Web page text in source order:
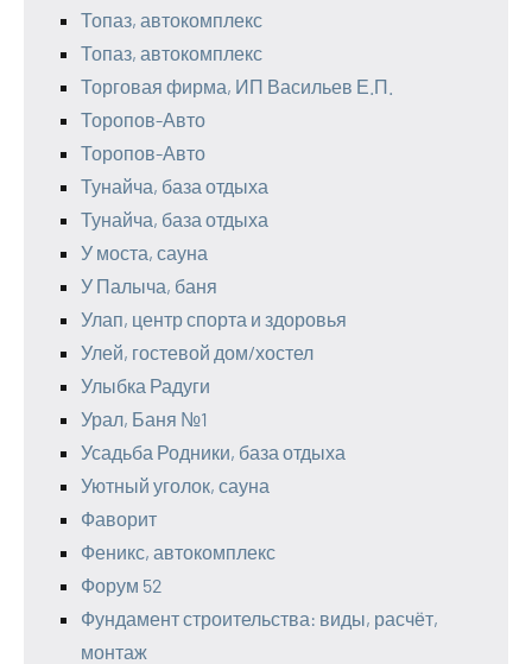
Топаз, автокомплекс
Топаз, автокомплекс
Торговая фирма, ИП Васильев Е.П.
Торопов-Авто
Торопов-Авто
Тунайча, база отдыха
Тунайча, база отдыха
У моста, сауна
У Палыча, баня
Улап, центр спорта и здоровья
Улей, гостевой дом/хостел
Улыбка Радуги
Урал, Баня №1
Усадьба Родники, база отдыха
Уютный уголок, сауна
Фаворит
Феникс, автокомплекс
Форум 52
Фундамент строительства: виды, расчёт,
монтаж